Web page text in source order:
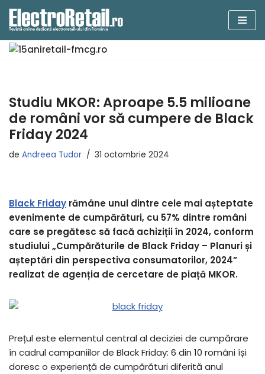
Sari
la
Studiu MKOR: Aproape 5.5 milioane
de români vor să cumpere de Black
Friday 2024
de Andreea Tudor 31 octombrie 2024
Black Friday rămâne unul dintre cele mai așteptate
evenimente de cumpărături, cu 57% dintre români
care se pregătesc să facă achiziții în 2024, conform
studiului „Cumpărăturile de Black Friday – Planuri și
așteptări din perspectiva consumatorilor, 2024”
realizat de agenția de cercetare de piață MKOR.
Prețul este elementul central al deciziei de cumpărare
în cadrul campaniilor de Black Friday: 6 din 10 români își
doresc o experiență de cumpărături diferită anul